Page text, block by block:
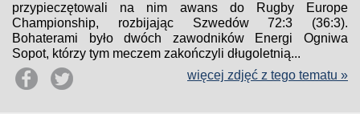
przypieczętowali na nim awans do Rugby Europe
Championship, rozbijając Szwedów 72:3 (36:3).
Bohaterami było dwóch zawodników Energi Ogniwa
Sopot, którzy tym meczem zakończyli długoletnią...
więcej zdjęć z tego tematu »